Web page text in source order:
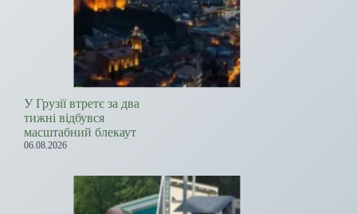
У Грузії втретє за два
тижні відбувся
масштабний блекаут
06.08.2026